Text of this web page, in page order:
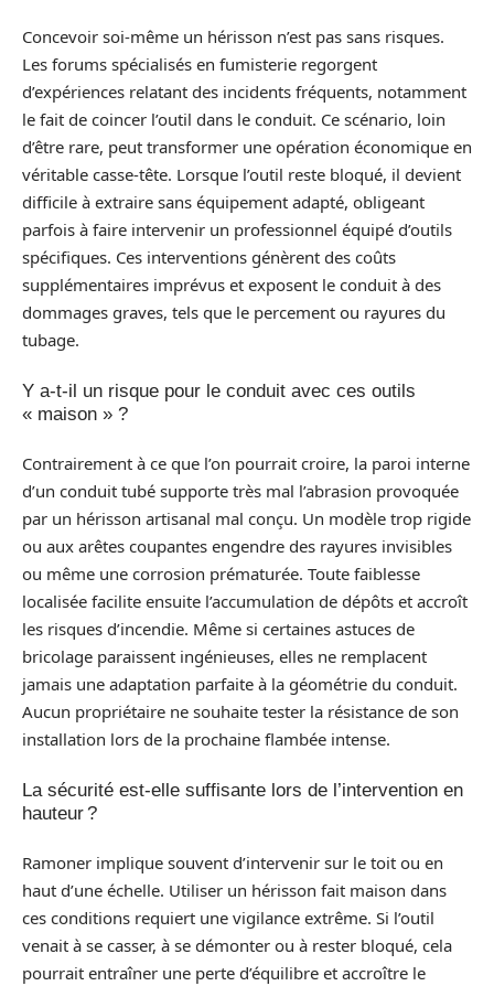
Concevoir soi-même un hérisson n’est pas sans risques.
Les forums spécialisés en fumisterie regorgent
d’expériences relatant des incidents fréquents, notamment
le fait de coincer l’outil dans le conduit. Ce scénario, loin
d’être rare, peut transformer une opération économique en
véritable casse-tête. Lorsque l’outil reste bloqué, il devient
difficile à extraire sans équipement adapté, obligeant
parfois à faire intervenir un professionnel équipé d’outils
spécifiques. Ces interventions génèrent des coûts
supplémentaires imprévus et exposent le conduit à des
dommages graves, tels que le percement ou rayures du
tubage.
Y a-t-il un risque pour le conduit avec ces outils
« maison » ?
Contrairement à ce que l’on pourrait croire, la paroi interne
d’un conduit tubé supporte très mal l’abrasion provoquée
par un hérisson artisanal mal conçu. Un modèle trop rigide
ou aux arêtes coupantes engendre des rayures invisibles
ou même une corrosion prématurée. Toute faiblesse
localisée facilite ensuite l’accumulation de dépôts et accroît
les risques d’incendie. Même si certaines astuces de
bricolage paraissent ingénieuses, elles ne remplacent
jamais une adaptation parfaite à la géométrie du conduit.
Aucun propriétaire ne souhaite tester la résistance de son
installation lors de la prochaine flambée intense.
La sécurité est-elle suffisante lors de l’intervention en
hauteur ?
Ramoner implique souvent d’intervenir sur le toit ou en
haut d’une échelle. Utiliser un hérisson fait maison dans
ces conditions requiert une vigilance extrême. Si l’outil
venait à se casser, à se démonter ou à rester bloqué, cela
pourrait entraîner une perte d’équilibre et accroître le